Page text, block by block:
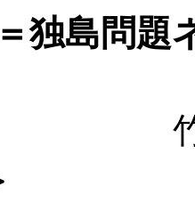
独島問題